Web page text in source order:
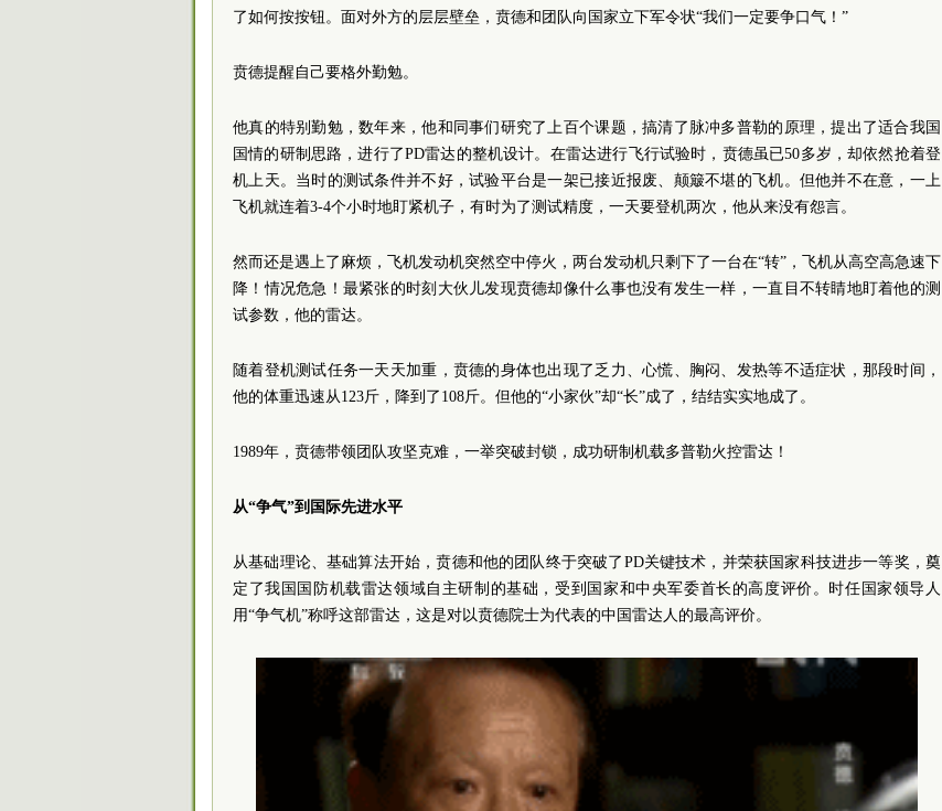
了如何按按钮。面对外方的层层壁垒，贲德和团队向国家立下军令状“我们一定要争口气！”
贲德提醒自己要格外勤勉。
他真的特别勤勉，数年来，他和同事们研究了上百个课题，搞清了脉冲多普勒的原理，提出了适合我国
国情的研制思路，进行了PD雷达的整机设计。在雷达进行飞行试验时，贲德虽已50多岁，却依然抢着登
机上天。当时的测试条件并不好，试验平台是一架已接近报废、颠簸不堪的飞机。但他并不在意，一上
飞机就连着3-4个小时地盯紧机子，有时为了测试精度，一天要登机两次，他从来没有怨言。
然而还是遇上了麻烦，飞机发动机突然空中停火，两台发动机只剩下了一台在“转”，飞机从高空高急速下
降！情况危急！最紧张的时刻大伙儿发现贲德却像什么事也没有发生一样，一直目不转睛地盯着他的测
试参数，他的雷达。
随着登机测试任务一天天加重，贲德的身体也出现了乏力、心慌、胸闷、发热等不适症状，那段时间，
他的体重迅速从123斤，降到了108斤。但他的“小家伙”却“长”成了，结结实实地成了。
1989年，贲德带领团队攻坚克难，一举突破封锁，成功研制机载多普勒火控雷达！
从“争气”到国际先进水平
从基础理论、基础算法开始，贲德和他的团队终于突破了PD关键技术，并荣获国家科技进步一等奖，奠
定了我国国防机载雷达领域自主研制的基础，受到国家和中央军委首长的高度评价。时任国家领导人
用“争气机”称呼这部雷达，这是对以贲德院士为代表的中国雷达人的最高评价。